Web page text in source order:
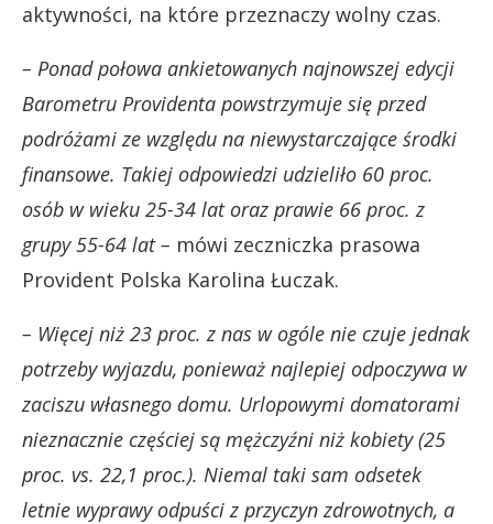
aktywności, na które przeznaczy wolny czas.
– Ponad połowa ankietowanych najnowszej edycji
Barometru Providenta powstrzymuje się przed
podróżami ze względu na niewystarczające środki
finansowe. Takiej odpowiedzi udzieliło 60 proc.
osób w wieku 25-34 lat oraz prawie 66 proc. z
grupy 55-64 lat – mówi zeczniczka prasowa
Provident Polska Karolina Łuczak.
– Więcej niż 23 proc. z nas w ogóle nie czuje jednak
potrzeby wyjazdu, ponieważ najlepiej odpoczywa w
zaciszu własnego domu. Urlopowymi domatorami
nieznacznie częściej są mężczyźni niż kobiety (25
proc. vs. 22,1 proc.). Niemal taki sam odsetek
letnie wyprawy odpuści z przyczyn zdrowotnych, a